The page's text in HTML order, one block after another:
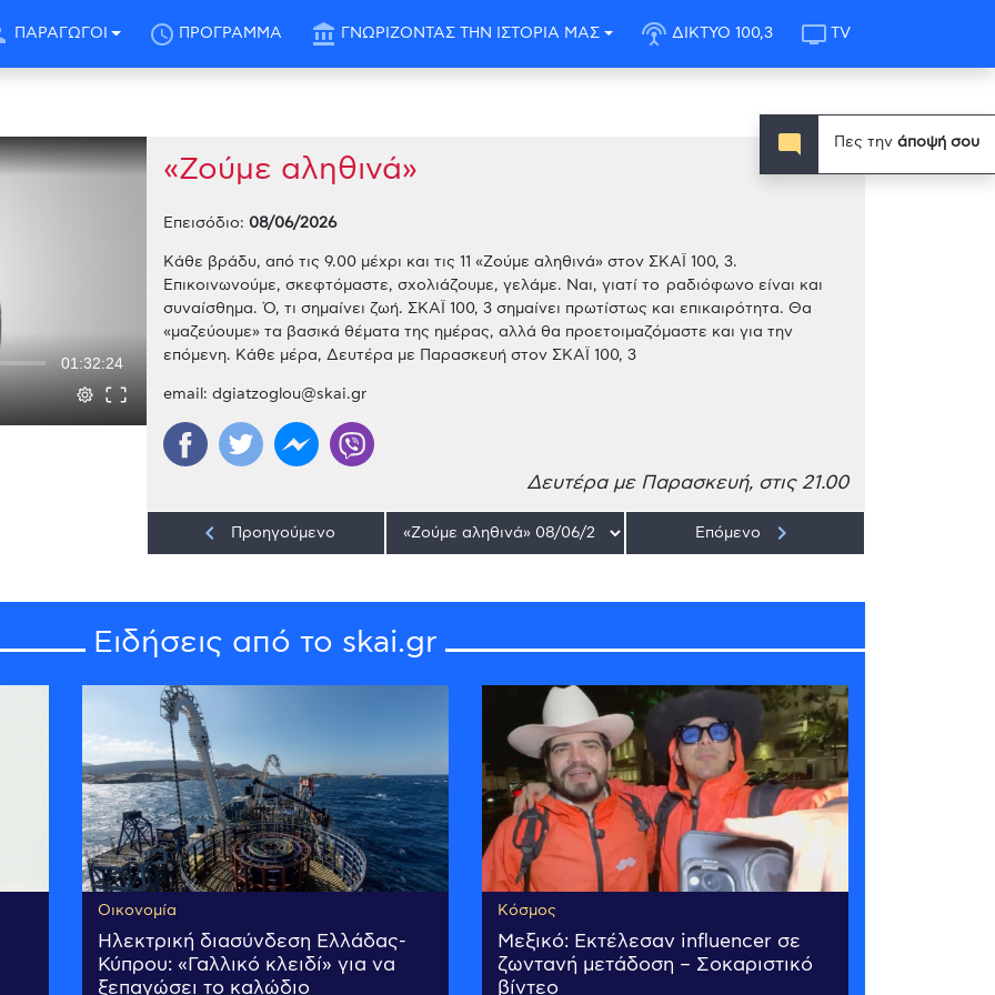
ΠΑΡΑΓΩΓΟΙ schedule ΠΡΟΓΡΑΜΜΑ account_balance ΓΝΩΡΙΖΟΝΤΑΣ ΤΗΝ ΙΣΤΟΡΙΑ ΜΑΣ settings_input_antenna ΔΙΚΤΥΟ 100,3 tv TV
01:32:24
«Ζούμε αληθινά»
Επεισόδιο: 08/06/2026
Κάθε βράδυ, από τις 9.00 μέχρι και τις 11 «Ζούμε αληθινά» στον ΣΚΑΪ 100, 3.
Επικοινωνούμε, σκεφτόμαστε, σχολιάζουμε, γελάμε. Ναι, γιατί το ραδιόφωνο είναι και
συναίσθημα. Ό, τι σημαίνει ζωή. ΣΚΑΪ 100, 3 σημαίνει πρωτίστως και επικαιρότητα. Θα
«μαζεύουμε» τα βασικά θέματα της ημέρας, αλλά θα προετοιμαζόμαστε και για την
επόμενη. Κάθε μέρα, Δευτέρα με Παρασκευή στον ΣΚΑΪ 100, 3
email: dgiatzoglou@skai.gr
Δευτέρα με Παρασκευή, στις 21.00
keyboard_arrow_left Προηγούμενο Επόμενο keyboard_arrow_right
Ειδήσεις από το skai.gr
Οικονομία
Ηλεκτρική διασύνδεση Ελλάδας-
Κύπρου: «Γαλλικό κλειδί» για να
ξεπαγώσει το καλώδιο
Κόσμος
Μεξικό: Εκτέλεσαν influencer σε
ζωντανή μετάδοση – Σοκαριστικό
βίντεο
mode_comment Πες την άποψή σου